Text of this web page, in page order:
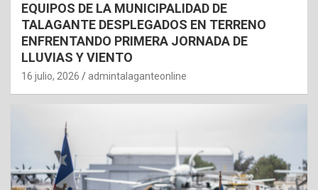
EQUIPOS DE LA MUNICIPALIDAD DE
TALAGANTE DESPLEGADOS EN TERRENO
ENFRENTANDO PRIMERA JORNADA DE
LLUVIAS Y VIENTO
16 julio, 2026 admintalaganteonline